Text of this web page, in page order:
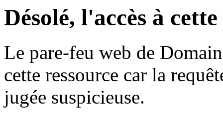
Désolé, l'accès à
Le pare-feu web de
cette ressource car la
jugée suspicieuse.